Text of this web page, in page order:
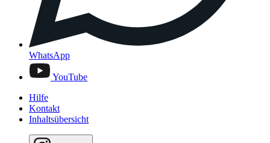
WhatsApp
YouTube
Hilfe
Kontakt
Inhaltsübersicht